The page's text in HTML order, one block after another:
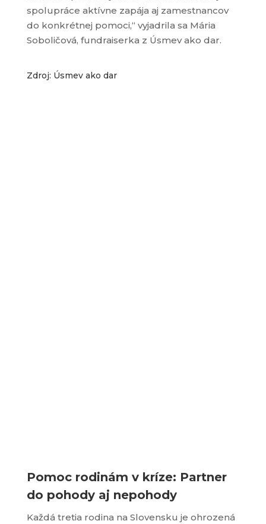
spolupráce aktívne zapája aj zamestnancov
do konkrétnej pomoci,“ vyjadrila sa Mária
Soboličová, fundraiserka z Úsmev ako dar.
Zdroj: Úsmev ako dar
Pomoc rodinám v kríze: Partner
do pohody aj nepohody
Každá tretia rodina na Slovensku je ohrozená